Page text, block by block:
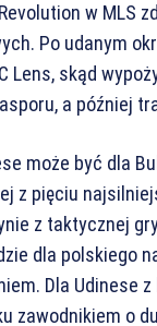
w MLS
Po udanym
Lens, skąd
a później
może być dla
z pięciu
z taktycznej
dla polskiego
Dla Udinese
zawodnikiem o